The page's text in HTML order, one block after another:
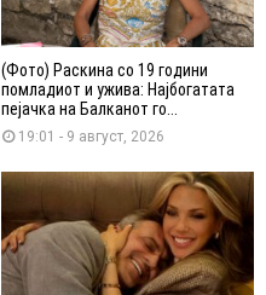
(Фото) Раскина со 19 години
помладиот и ужива: Најбогатата
пејачка на Балканот го...
19:01 - 9 август, 2026